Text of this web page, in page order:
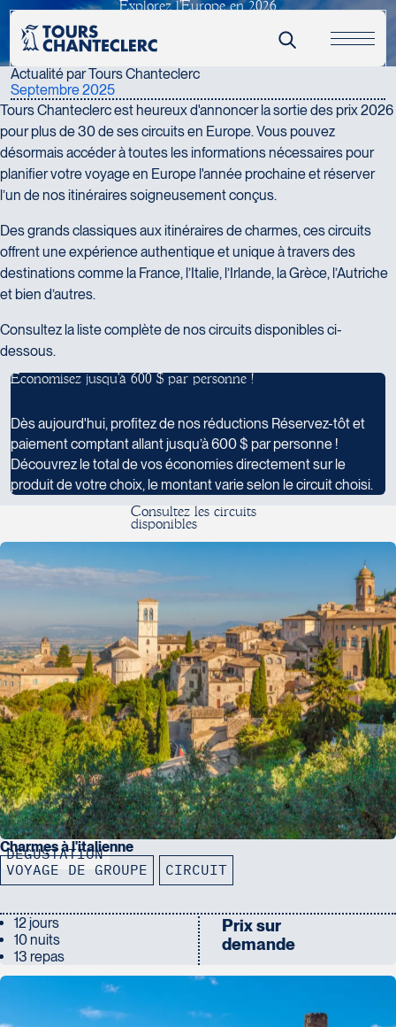
Explorez l’Europe en 2026
Plus de 30 circuits sont désormais disponibles !
Récits & actualités
Actualité par Tours Chanteclerc
Septembre 2025
Tours Chanteclerc est heureux d'annoncer la sortie des prix 2026
pour plus de 30 de ses circuits en Europe. Vous pouvez
désormais accéder à toutes les informations nécessaires pour
planifier votre voyage en Europe l'année prochaine et réserver
l’un de nos itinéraires soigneusement conçus.
Des grands classiques aux itinéraires de charmes, ces circuits
offrent une expérience authentique et unique à travers des
destinations comme la France, l’Italie, l’Irlande, la Grèce, l’Autriche
et bien d’autres.
Consultez la liste complète de nos circuits disponibles ci-
dessous.
Économisez jusqu'à 600 $ par personne !
Dès aujourd'hui, profitez de nos réductions Réservez-tôt et
paiement comptant allant jusqu’à 600 $ par personne !
Découvrez le total de vos économies directement sur le
produit de votre choix, le montant varie selon le circuit choisi.
Consultez les circuits
disponibles
DÉGUSTATION
Charmes à l'italienne
VOYAGE DE GROUPE CIRCUIT
12 jours
10 nuits
13 repas
Prix sur
demande